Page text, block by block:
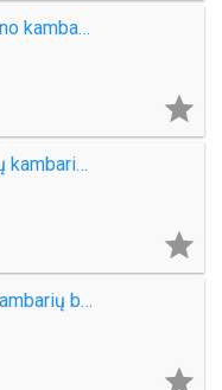
Parduodamas vieno kambario butas Melnragėje

Parduodamas 3-jų kambarių su holu butas Kretingoje, Melioratorių g.

Parduodamas 3 kambarių butas Kretingoje, Pervažos g.
